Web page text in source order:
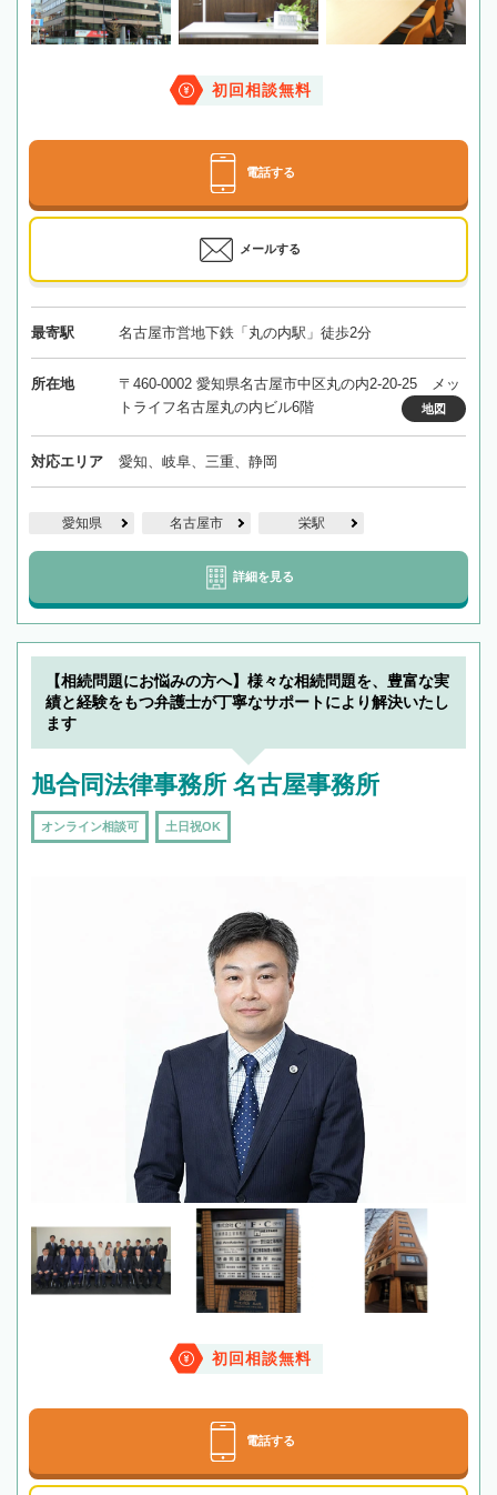
初回相談無料
電話する
メールする
最寄駅 名古屋市営地下鉄「丸の内駅」徒歩2分
所在地
〒460-0002 愛知県名古屋市中区丸の内2-20-25 メッ
トライフ名古屋丸の内ビル6階
地図
対応エリア 愛知、岐阜、三重、静岡
愛知県 名古屋市 栄駅
詳細を見る
【相続問題にお悩みの方へ】様々な相続問題を、豊富な実
績と経験をもつ弁護士が丁寧なサポートにより解決いたし
ます
旭合同法律事務所 名古屋事務所
オンライン相談可 土日祝OK
初回相談無料
電話する